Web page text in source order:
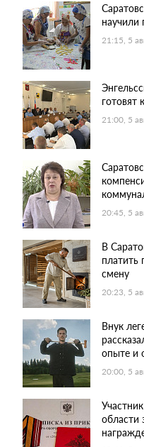
научили
21:15, 5
готовят
21:00, 5
20:45, 5
В
платить
смену
20:23, 5
Внук
опыте и
20:00, 5
области